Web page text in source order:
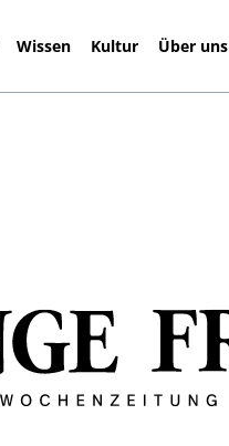
Wissen Kultur Über uns